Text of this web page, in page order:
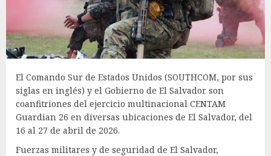
El Comando Sur de Estados Unidos (SOUTHCOM, por sus
siglas en inglés) y el Gobierno de El Salvador son
coanfitriones del ejercicio multinacional CENTAM
Guardian 26 en diversas ubicaciones de El Salvador, del
16 al 27 de abril de 2026.
Fuerzas militares y de seguridad de El Salvador,